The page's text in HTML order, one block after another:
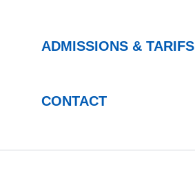
ADMISSIONS & TARIFS
CONTACT